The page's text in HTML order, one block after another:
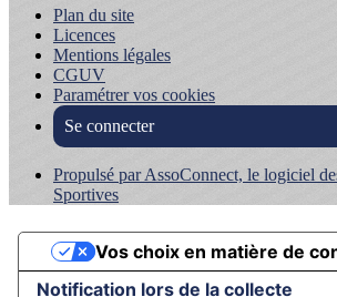
Plan du site
Licences
Mentions légales
CGUV
Paramétrer vos cookies
Se connecter
Propulsé par AssoConnect, le logiciel
Sportives
Notification lors de la collecte
Vos choix en matière de